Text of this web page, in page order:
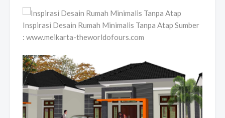
Inspirasi Desain Rumah Minimalis Tanpa Atap Sumber
: www.meikarta-theworldofours.com